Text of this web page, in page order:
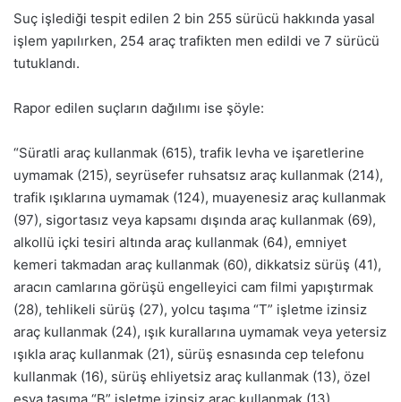
Suç işlediği tespit edilen 2 bin 255 sürücü hakkında yasal
işlem yapılırken, 254 araç trafikten men edildi ve 7 sürücü
tutuklandı.
Rapor edilen suçların dağılımı ise şöyle:
“Süratli araç kullanmak (615), trafik levha ve işaretlerine
uymamak (215), seyrüsefer ruhsatsız araç kullanmak (214),
trafik ışıklarına uymamak (124), muayenesiz araç kullanmak
(97), sigortasız veya kapsamı dışında araç kullanmak (69),
alkollü içki tesiri altında araç kullanmak (64), emniyet
kemeri takmadan araç kullanmak (60), dikkatsiz sürüş (41),
aracın camlarına görüşü engelleyici cam filmi yapıştırmak
(28), tehlikeli sürüş (27), yolcu taşıma “T” işletme izinsiz
araç kullanmak (24), ışık kurallarına uymamak veya yetersiz
ışıkla araç kullanmak (21), sürüş esnasında cep telefonu
kullanmak (16), sürüş ehliyetsiz araç kullanmak (13), özel